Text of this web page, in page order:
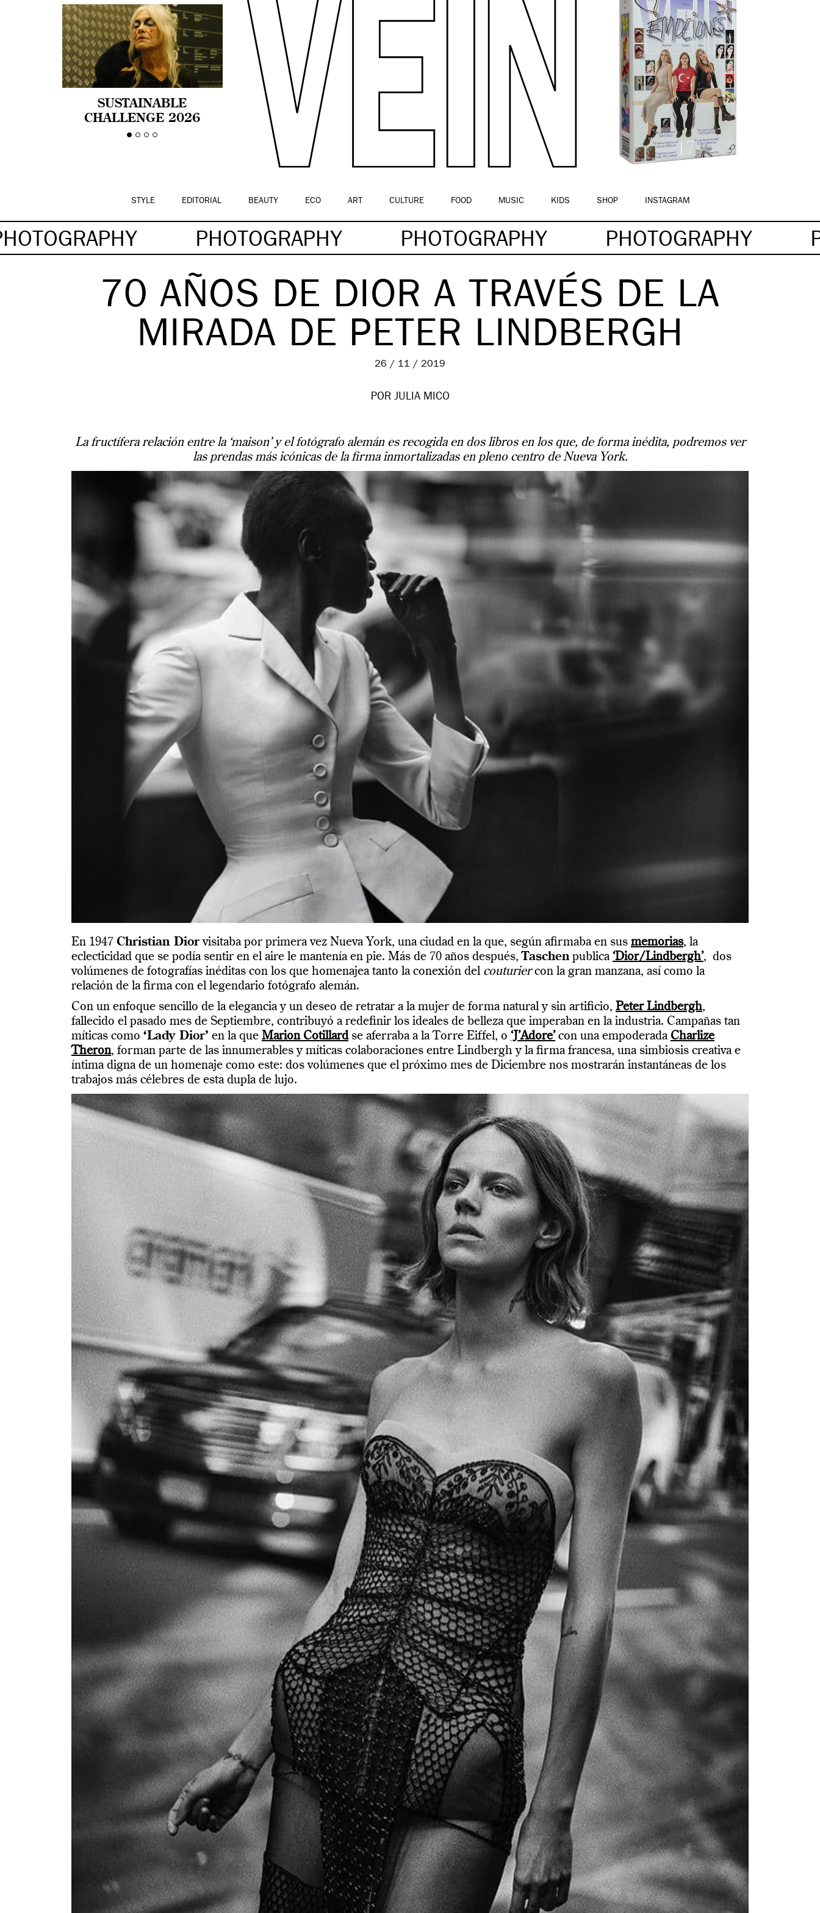
SUSTAINABLE
CHALLENGE 2026
CELEBRA LA
STYLE EDITORIAL BEAUTY ECO ART CULTURE FOOD MUSIC KIDS SHOP INSTAGRAM
PHOTOGRAPHY PHOTOGRAPHY PHOTOGRAPHY
70 AÑOS DE DIOR A TRAVÉS DE LA
MIRADA DE PETER LINDBERGH
26 / 11 / 2019
POR JULIA MICO
La fructífera relación entre la ‘maison’ y el fotógrafo alemán es recogida en dos libros en los que, de forma inédita, podremos ver
las prendas más icónicas de la firma inmortalizadas en pleno centro de Nueva York.
En 1947 Christian Dior visitaba por primera vez Nueva York, una ciudad en la que, según afirmaba en sus memorias, la
eclecticidad que se podía sentir en el aire le mantenía en pie. Más de 70 años después,Taschenpublica ‘Dior/Lindbergh’, dos
volúmenes de fotografías inéditas con los que homenajea tanto la conexión del couturiercon la gran manzana, así como la
relación de la firma con el legendario fotógrafo alemán.
Con un enfoque sencillo de la elegancia y un deseo de retratar a la mujer de forma natural y sin artificio, Peter Lindbergh,
fallecido el pasado mes de Septiembre, contribuyó a redefinir los ideales de belleza que imperaban en la industria. Campañas tan
míticas como ‘Lady Dior’ en la que Marion Cotillardse aferraba a la Torre Eiffel, o ‘J’Adore’con una empoderada Charlize
Theron, forman parte de las innumerables y míticas colaboraciones entre Lindbergh y la firma francesa, una simbiosis creativa e
íntima digna de un homenaje como este: dos volúmenes que el próximo mes de Diciembre nos mostrarán instantáneas de los
trabajos más célebres de esta dupla de lujo.